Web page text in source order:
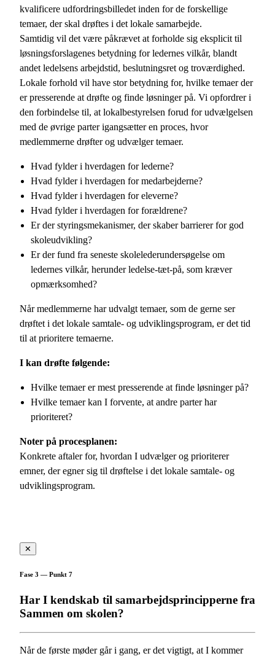
kvalificere udfordringsbilledet inden for de forskellige
temaer, der skal drøftes i det lokale samarbejde.
Samtidig vil det være påkrævet at forholde sig eksplicit til
løsningsforslagenes betydning for ledernes vilkår, blandt
andet ledelsens arbejdstid, beslutningsret og troværdighed.
Lokale forhold vil have stor betydning for, hvilke temaer der
er presserende at drøfte og finde løsninger på. Vi opfordrer i
den forbindelse til, at lokalbestyrelsen forud for udvælgelsen
med de øvrige parter igangsætter en proces, hvor
medlemmerne drøfter og udvælger temaer.
Hvad fylder i hverdagen for lederne?
Hvad fylder i hverdagen for medarbejderne?
Hvad fylder i hverdagen for eleverne?
Hvad fylder i hverdagen for forældrene?
Er der styringsmekanismer, der skaber barrierer for god
skoleudvikling?
Er der fund fra seneste skolelederundersøgelse om
ledernes vilkår, herunder ledelse-tæt-på, som kræver
opmærksomhed?
Når medlemmerne har udvalgt temaer, som de gerne ser
drøftet i det lokale samtale- og udviklingsprogram, er det tid
til at prioritere temaerne.
I kan drøfte følgende:
Hvilke temaer er mest presserende at finde løsninger på?
Hvilke temaer kan I forvente, at andre parter har
prioriteret?
Noter på procesplanen:
Konkrete aftaler for, hvordan I udvælger og prioriterer
emner, der egner sig til drøftelse i det lokale samtale- og
udviklingsprogram.
✕
Fase 3 — Punkt 7
Har I kendskab til samarbejdsprincipperne fra
Sammen om skolen?
Når de første møder går i gang, er det vigtigt, at I kommer